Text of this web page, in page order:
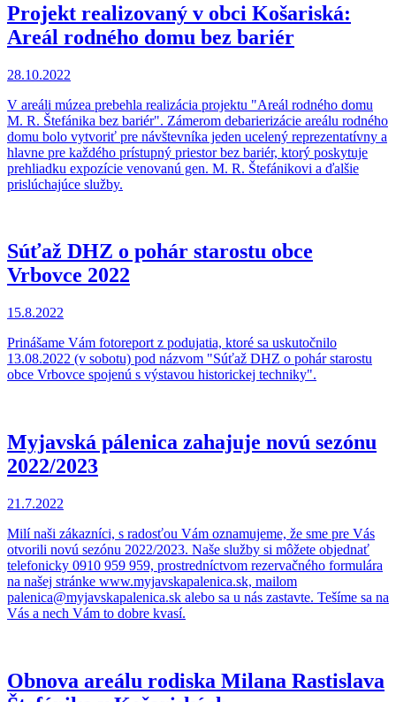
Projekt realizovaný v obci Košariská:
Areál rodného domu bez bariér
28.10.2022
V areáli múzea prebehla realizácia projektu "Areál rodného domu
M. R. Štefánika bez bariér". Zámerom debarierizácie areálu rodného
domu bolo vytvoriť pre návštevníka jeden ucelený reprezentatívny a
hlavne pre každého prístupný priestor bez bariér, ktorý poskytuje
prehliadku expozície venovanú gen. M. R. Štefánikovi a ďalšie
prislúchajúce služby.
Súťaž DHZ o pohár starostu obce
Vrbovce 2022
15.8.2022
Prinášame Vám fotoreport z podujatia, ktoré sa uskutočnilo
13.08.2022 (v sobotu) pod názvom "Súťaž DHZ o pohár starostu
obce Vrbovce spojenú s výstavou historickej techniky".
Myjavská pálenica zahajuje novú sezónu
2022/2023
21.7.2022
Milí naši zákazníci, s radosťou Vám oznamujeme, že sme pre Vás
otvorili novú sezónu 2022/2023. Naše služby si môžete objednať
telefonicky 0910 959 959, prostredníctvom rezervačného formulára
na našej stránke www.myjavskapalenica.sk, mailom
palenica@myjavskapalenica.sk alebo sa u nás zastavte. Tešíme sa na
Vás a nech Vám to dobre kvasí.
Obnova areálu rodiska Milana Rastislava